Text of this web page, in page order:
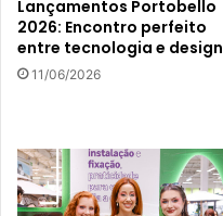
Lançamentos Portobello
2026: Encontro perfeito
entre tecnologia e design
11/06/2026